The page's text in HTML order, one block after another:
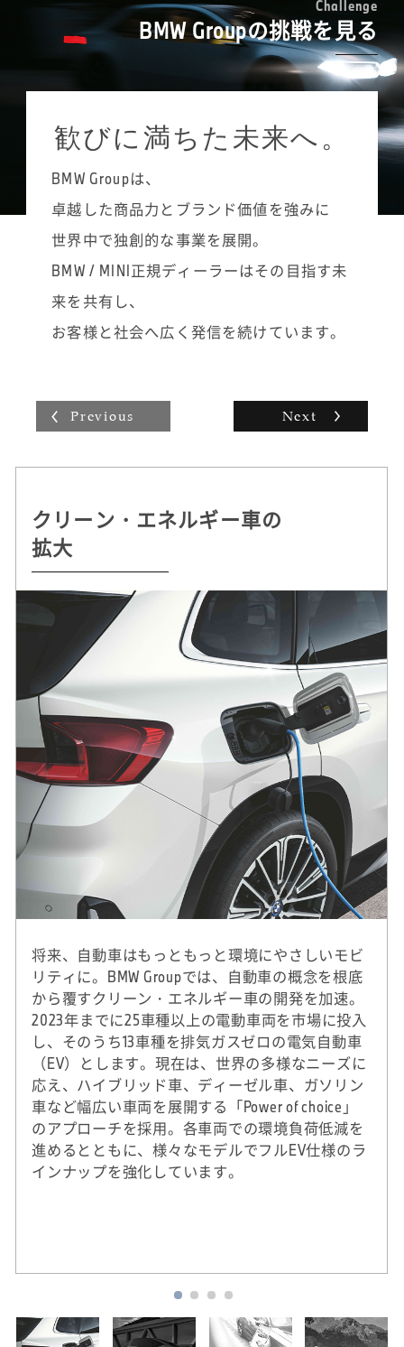
販売活動を通じてコミュニケーションを深
め、新しい世界を見ることができるのはBMW
というプレミアム・ブランドならではと思っ
ています。
それは私たちが求めるあり方ではありませ
ん。「女性の営業は少ないので話しやすい」
とおっしゃっていただけることもあるので、
女性ならではの柔らかさを生かし、笑顔を大
ています。特に、お客様と距離が近くなりや
すい試乗中には、積極的に普段のお話を伺う
ようにしています。
また、ご家族で来店された場合は、商品説明
の際も必ず奥様やお子様などご家族全員の目
を見て話すようにし、ご家族皆様にご満足い
ただけるように心掛けています。
買取との感覚の差は大きく感じましたね。前
職では、ある程度決まった手順で案件を進め
られたのに対し、多様な背景や考え方を持っ
たお客様を理解し、それに合わせた提案が求
められるのがBMWのセールス・コンサルタン
担当するお客様は200名ほど。調子伺いの訪問
やイベントのご紹介、車検・点検のご案内な
ど、できるだけお客様との接点を増やし、地
道なフォローを続けていきます。「こういう
ノベルティグッズはこのお客様の好みに合い
そう」と思えばお届けに伺い、立ち話ついで
に新モデルを紹介させていただいたり。自分
まま販売台数に表れ、インセンティブとして
収入にも反映されていく手応えは大きいで
Challenge
BMW Groupの挑戦を見る
歓びに満ちた未来へ。
BMW Groupは、
卓越した商品力とブランド価値を強みに
世界中で独創的な事業を展開。
BMW / MINI正規ディーラーはその目指す未
来を共有し、
お客様と社会へ広く発信を続けています。
クリーン・エネルギー車の
拡大
将来、自動車はもっともっと環境にやさしいモビ
リティに。BMW Groupでは、自動車の概念を根底
から覆すクリーン・エネルギー車の開発を加速。
2023年までに25車種以上の電動車両を市場に投入
し、そのうち13車種を排気ガスゼロの電気自動車
（EV）とします。現在は、世界の多様なニーズに
応え、ハイブリッド車、ディーゼル車、ガソリン
車など幅広い車両を展開する「Power of choice」
のアプローチを採用。各車両での環境負荷低減を
進めるとともに、様々なモデルでフルEV仕様のラ
インナップを強化しています。
持続可能な
クルマづくりを追求
自動運転 /
デジタル・サービスの革新
ドライビング・プレジャー
へのこだわり
Previous Next